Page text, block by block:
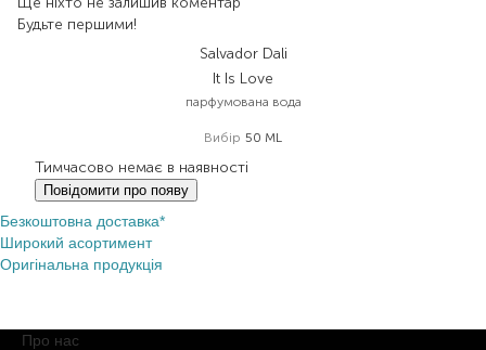
Будьте першими!
Salvador Dali
It Is Love
парфумована вода
Вибір 50 ML
Тимчасово немає в наявності
Повідомити про появу
Безкоштовна доставка*
Широкий асортимент
Оригінальна продукція
Про нас